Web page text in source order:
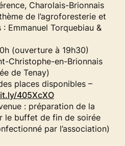
Charolais-Brionnais
de l’agroforesterie et
Emmanuel Torquebiau &
(ouverture à 19h30)
Christophe-en-Brionnais
de Tenay)
places disponibles –
405XcXO
: préparation de la
le buffet de fin de soirée
par l’association)